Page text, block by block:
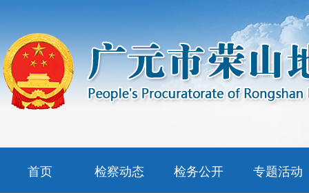
首页 检察动态 检务公开 专题活动